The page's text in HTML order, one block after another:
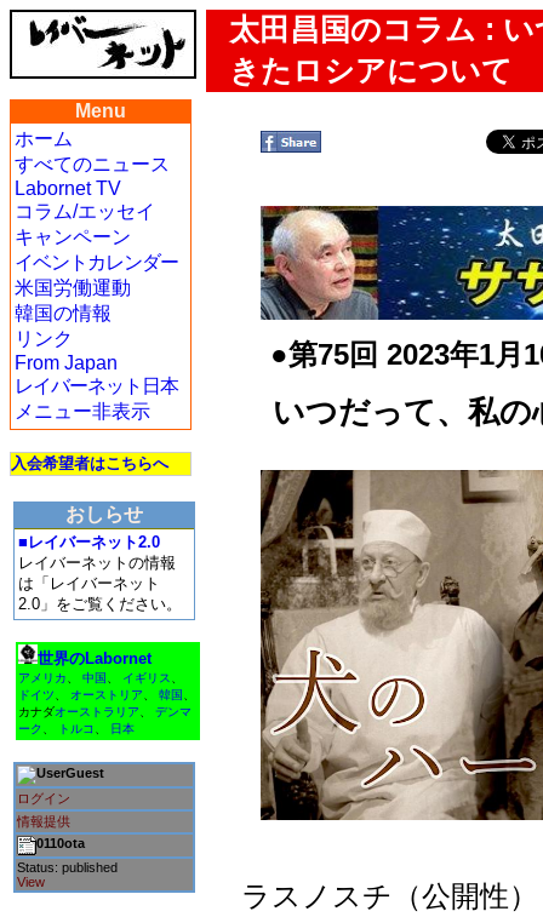
太田昌国のコラム :
きたロシアについて
Menu
ホーム
すべてのニュース
Labornet TV
コラム/エッセイ
キャンペーン
イベントカレンダー
米国労働運動
韓国の情報
リンク
From Japan
レイバーネット日本
メニュー非表示
入会希望者はこちらへ
おしらせ
■レイバーネット2.0
レイバーネットの情報
は「レイバーネット
2.0」をご覧ください。
世界のLabornet
アメリカ 中国 イギリス
ドイツ
オーストリア 韓国
カナダオーストラリア
デンマ
ーク
トルコ 日本
Guest
ログイン
情報提供
0110ota
Status: published
View
●第75回 2023年1月
いつだって、私の
ラスノスチ（公開性